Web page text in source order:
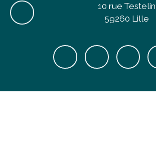
10 rue Testelin
59260 Lille